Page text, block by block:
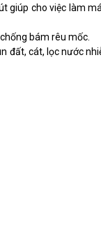
giúp cho việc làm
bám rêu mốc.
cát, lọc nước